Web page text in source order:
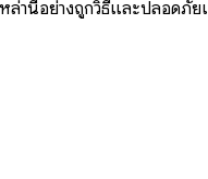
านี้อย่างถูกวิธีและปลอดภัย